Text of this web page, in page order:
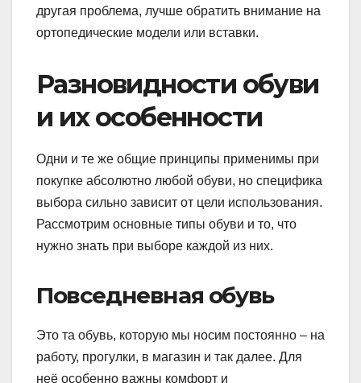
другая проблема, лучше обратить внимание на
ортопедические модели или вставки.
Разновидности обуви
и их особенности
Одни и те же общие принципы применимы при
покупке абсолютно любой обуви, но специфика
выбора сильно зависит от цели использования.
Рассмотрим основные типы обуви и то, что
нужно знать при выборе каждой из них.
Повседневная обувь
Это та обувь, которую мы носим постоянно – на
работу, прогулки, в магазин и так далее. Для
неё особенно важны комфорт и